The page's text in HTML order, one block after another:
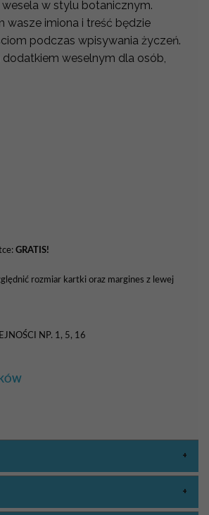
wesela w stylu botanicznym.
wasze imiona i treść będzie
podczas wpisywania życzeń.
weselnym dla osób,
GRATIS!
rozmiar kartki oraz margines z lewej
NP. 1, 5, 16